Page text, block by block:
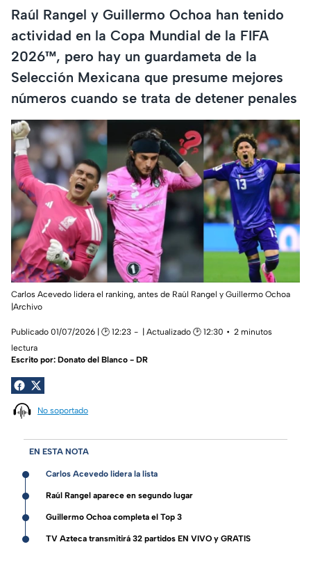
Raúl Rangel y Guillermo Ochoa han tenido
actividad en la Copa Mundial de la FIFA
2026™, pero hay un guardameta de la
Selección Mexicana que presume mejores
números cuando se trata de detener penales
Carlos Acevedo lidera el ranking, antes de Raúl Rangel y Guillermo Ochoa
|Archivo
Publicado 01/07/2026 | 🕑 12:23 | Actualizado 🕑 12:30
2 minutos
lectura
Escrito por: Donato del Blanco - DR
No soportado
EN ESTA NOTA
Carlos Acevedo lidera la lista
Raúl Rangel aparece en segundo lugar
Guillermo Ochoa completa el Top 3
TV Azteca transmitirá 32 partidos EN VIVO y GRATIS